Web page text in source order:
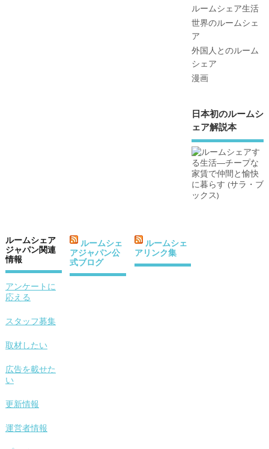
ルームシェア生活
世界のルームシェ
ア
外国人とのルーム
シェア
漫画
日本初のルームシ
ェア解説本
ルームシェア
ジャパン関連
情報
アンケートに
応える
スタッフ募集
取材したい
広告を載せた
い
更新情報
運営者情報
ルームシェ
アジャパン公
式ブログ
ルームシェ
アリンク集